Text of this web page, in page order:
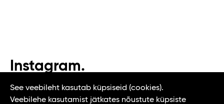
Instagram.
#t1tallinn #tasteoftallinn
See veebileht kasutab küpsiseid (cookies).
Veebilehe kasutamist jätkates nõustute küpsiste